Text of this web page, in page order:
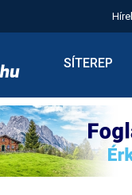
SÍTEREP
Síbérletárak
Toplista